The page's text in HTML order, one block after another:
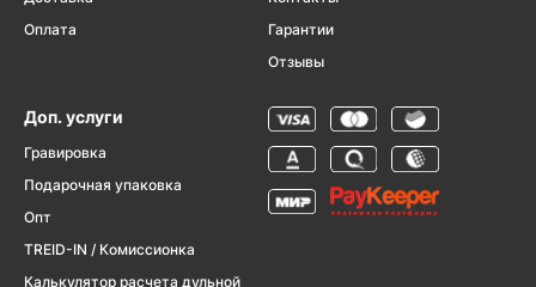
Оплата
Гарантии
Отзывы
Доп. услуги
Гравировка
Подарочная упаковка
Опт
TREID-IN / Комиссионка
Калькулятор расчета дульной